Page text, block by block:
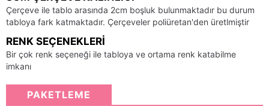
Çerçeve ile tablo arasında 2cm boşluk bulunmaktadır bu durum
tabloya fark katmaktadır. Çerçeveler poliüretan'den üretlmiştir
RENK SEÇENEKLERI
Bir çok renk seçeneği ile tabloya ve ortama renk katabilme
imkanı
PAKETLEME